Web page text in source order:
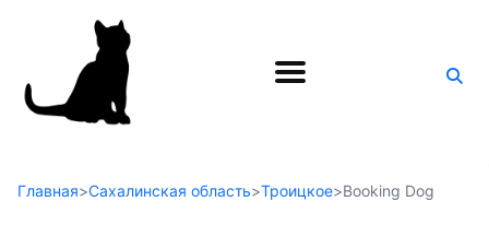
Поиск
Главная>Сахалинская область>Троицкое>Booking Dog